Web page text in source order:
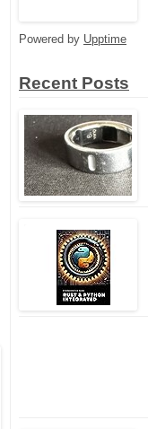
Powered by Upptime
Recent Posts